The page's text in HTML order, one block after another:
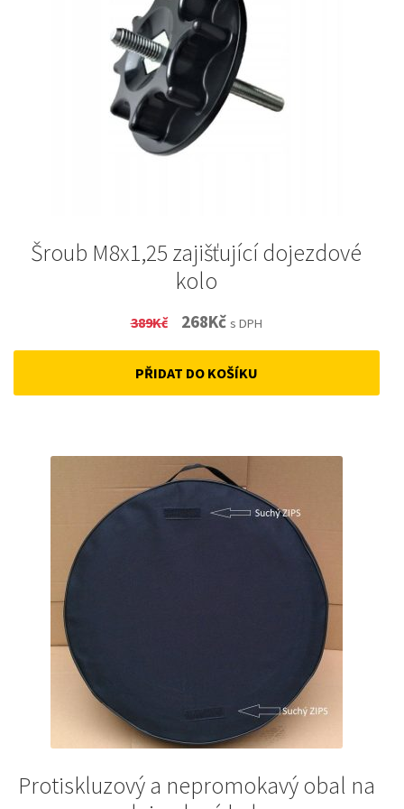
Šroub M8x1,25 zajišťující dojezdové
kolo
389Kč
Original
price
was:
268KčCurrent
price
is:
s DPH
PŘIDAT DO KOŠÍKU
Protiskluzový a nepromokavý obal na